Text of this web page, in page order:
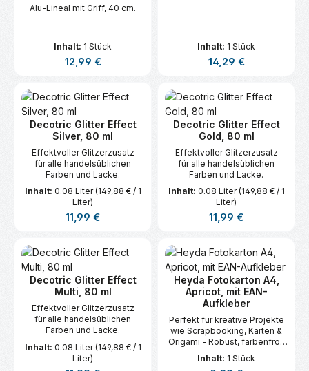
Alu-Lineal mit Griff, 40 cm.
Inhalt: 1 Stück
Regulärer Preis:
12,99 €
Inhalt: 1 Stück
Regulärer Preis:
14,29 €
Decotric Glitter Effect
Silver, 80 ml
Effektvoller Glitzerzusatz
für alle handelsüblichen
Farben und Lacke.
Inhalt: 0.08 Liter(149,88 € / 1
Liter)
Regulärer Preis:
11,99 €
Decotric Glitter Effect
Gold, 80 ml
Effektvoller Glitzerzusatz
für alle handelsüblichen
Farben und Lacke.
Inhalt: 0.08 Liter(149,88 € / 1
Liter)
Regulärer Preis:
11,99 €
Decotric Glitter Effect
Multi, 80 ml
Effektvoller Glitzerzusatz
für alle handelsüblichen
Farben und Lacke.
Inhalt: 0.08 Liter(149,88 € / 1
Liter)
Heyda Fotokarton A4,
Apricot, mit EAN-
Aufkleber
Perfekt für kreative Projekte
wie Scrapbooking, Karten &
Origami - Robust, farbenfroh
und vielseitig.
Inhalt: 1 Stück